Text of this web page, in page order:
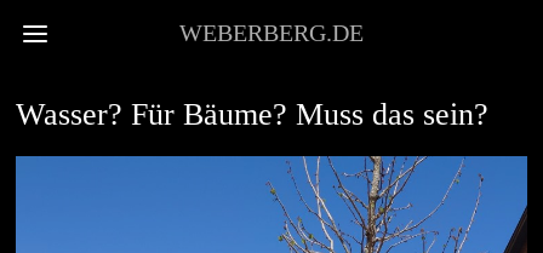
WEBERBERG.DE
Wasser? Für Bäume? Muss das sein?